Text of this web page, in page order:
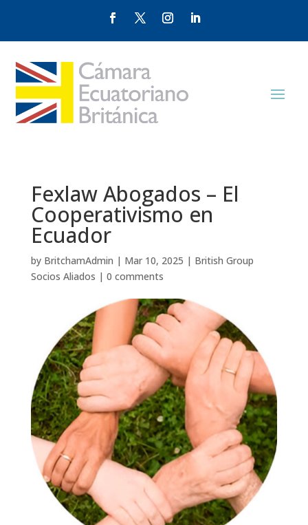
Fexlaw Abogados – El
Cooperativismo en
Ecuador
by BritchamAdmin | Mar 10, 2025 | British Group
Socios Aliados | 0 comments